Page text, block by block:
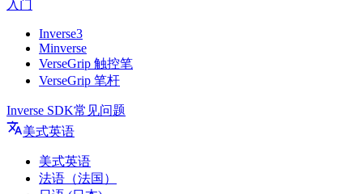
入门
Inverse3
Minverse
VerseGrip 触控笔
VerseGrip 笔杆
Inverse SDK常见问题
美式英语
美式英语
法语（法国）